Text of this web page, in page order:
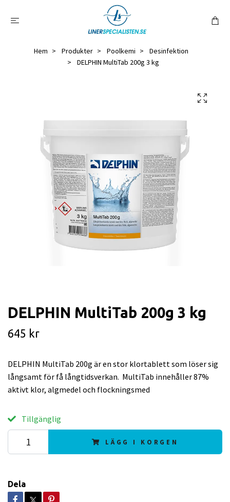
Hem Produkter Poolkemi
Desinfektion
DELPHIN MultiTab 200g 3 kg
DELPHIN MultiTab 200g 3 kg
645 kr
DELPHIN MultiTab 200g är en stor klortablett som löser sig
långsamt för få långtidsverkan. MultiTab innehåller 87%
aktivt klor, algmedel och flockningsmed
Tillgänglig
LÄGG I KORGEN
Dela